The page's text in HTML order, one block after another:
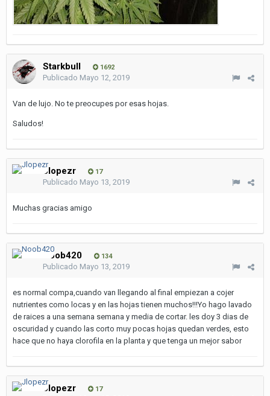
Starkbull 1692
Publicado Mayo 12, 2019
Van de lujo. No te preocupes por esas hojas.
Saludos!
Jlopezr 17
Publicado Mayo 13, 2019
Muchas gracias amigo
Noob420 134
Publicado Mayo 13, 2019
es normal compa,cuando van llegando al final empiezan a cojer
nutrientes como locas y en las hojas tienen muchos!!!Yo hago lavado
de raices a una semana semana y media de cortar. les doy 3 dias de
oscuridad y cuando las corto muy pocas hojas quedan verdes, esto
hace que no haya clorofila en la planta y que tenga un mejor sabor
Jlopezr 17